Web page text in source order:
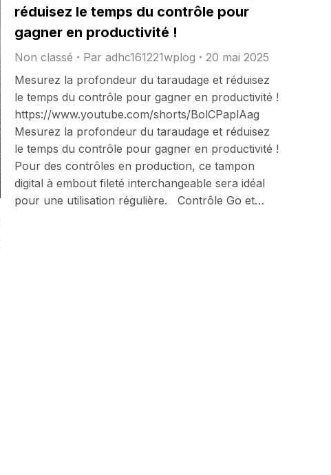
réduisez le temps du contrôle pour
gagner en productivité !
Non classé Par adhc161221wplog
20 mai 2025
Mesurez la profondeur du taraudage et réduisez
le temps du contrôle pour gagner en productivité !
https://www.youtube.com/shorts/BolCPaplAag
Mesurez la profondeur du taraudage et réduisez
le temps du contrôle pour gagner en productivité !
Pour des contrôles en production, ce tampon
digital à embout fileté interchangeable sera idéal
pour une utilisation régulière. Contrôle Go et…